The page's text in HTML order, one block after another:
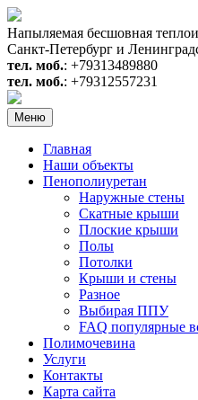
Перейти
к
содержимому
Напыляемая бесшовная
Санкт-Петербург и
тел. моб.: +79313489880
тел. моб.: +79312557231
Меню
Главная
Наши объекты
Пенополиуретан
Наружные стены
Скатные крыши
Плоские крыши
Полы
Потолки
Крыши и стены
Разное
Выбирая ППУ
FAQ популярные
Полимочевина
Услуги
Контакты
Карта сайта